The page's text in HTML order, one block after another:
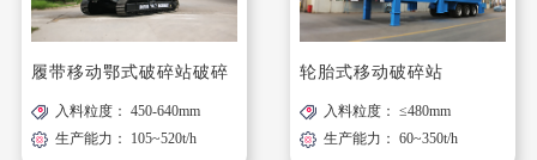
履带移动鄂式破碎站破碎
站
入料粒度： 450-640mm
生产能力： 105~520t/h
轮胎式移动破碎站
入料粒度： ≤480mm
生产能力： 60~350t/h